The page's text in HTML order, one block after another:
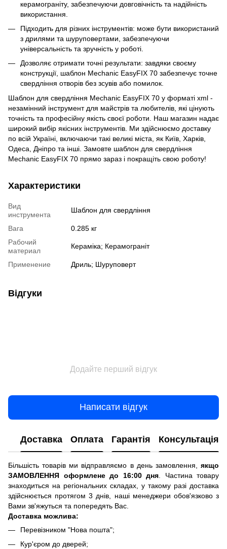
керамограніту, забезпечуючи довговічність та надійність
використання.
Підходить для різних інструментів: може бути використаний
з дрилями та шуруповертами, забезпечуючи
універсальність та зручність у роботі.
Дозволяє отримати точні результати: завдяки своєму
конструкції, шаблон Mechanic EasyFIX 70 забезпечує точне
свердління отворів без зсувів або помилок.
Шаблон для свердління Mechanic EasyFIX 70 у форматі xml -
незамінний інструмент для майстрів та любителів, які цінують
точність та професійну якість своєї роботи. Наш магазин надає
широкий вибір якісних інструментів. Ми здійснюємо доставку
по всій Україні, включаючи такі великі міста, як Київ, Харків,
Одеса, Дніпро та інші. Замовте шаблон для свердління
Mechanic EasyFIX 70 прямо зараз і покращіть свою роботу!
Характеристики
Вид
инструмента
Шаблон для свердління
Вага
0.285 кг
Рабочий
материал
Кераміка; Керамограніт
Применение Дриль; Шуруповерт
Відгуки
Додайте перший відгук
Написати відгук
Доставка Оплата Гарантія Консультація
Більшість товарів ми відправляємо в день замовлення, якщо
ЗАМОВЛЕННЯ оформлене до 16:00 дня . Частина товару
знаходиться на регіональних складах, у такому разі доставка
здійснюється протягом 3 днів, наші менеджери обов'язково з
Вами зв'яжуться та попередять Вас.
Доставка можлива:
Перевізником "Нова пошта";
Кур'єром до дверей;